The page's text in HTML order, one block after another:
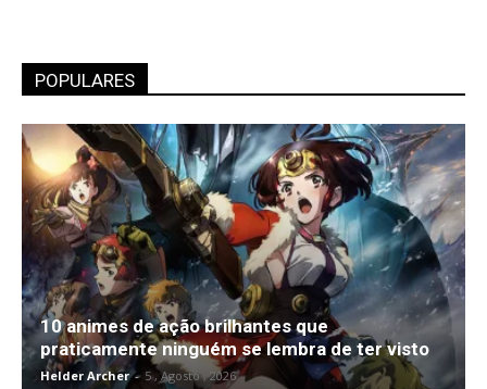
POPULARES
10 animes de ação brilhantes que
praticamente ninguém se lembra de ter visto
Helder Archer - 5 , Agosto , 2026